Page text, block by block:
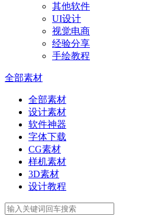
其他软件
UI设计
视觉电商
经验分享
手绘教程
全部素材
全部素材
设计素材
软件神器
字体下载
CG素材
样机素材
3D素材
设计教程